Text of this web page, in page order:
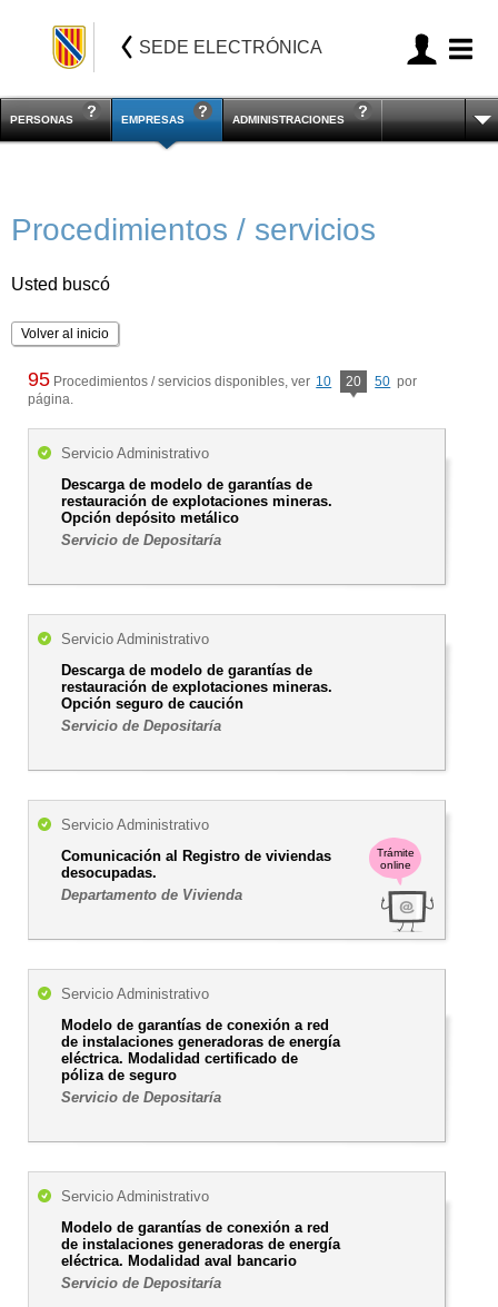
SEDE ELECTRÓNICA
PERSONAS EMPRESAS ADMINISTRACIONES
Procedimientos / servicios
Usted buscó
Volver al inicio
95 Procedimientos / servicios disponibles, ver 10 20 50 por
página.
Servicio Administrativo
Descarga de modelo de garantías de
restauración de explotaciones mineras.
Opción depósito metálico
Servicio de Depositaría
Servicio Administrativo
Descarga de modelo de garantías de
restauración de explotaciones mineras.
Opción seguro de caución
Servicio de Depositaría
Trámite
online
Servicio Administrativo
Comunicación al Registro de viviendas
desocupadas.
Departamento de Vivienda
Servicio Administrativo
Modelo de garantías de conexión a red
de instalaciones generadoras de energía
eléctrica. Modalidad certificado de
póliza de seguro
Servicio de Depositaría
Servicio Administrativo
Modelo de garantías de conexión a red
de instalaciones generadoras de energía
eléctrica. Modalidad aval bancario
Servicio de Depositaría